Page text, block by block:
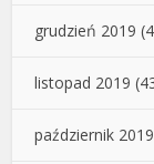
grudzień 2019
listopad 2019
październik 2019